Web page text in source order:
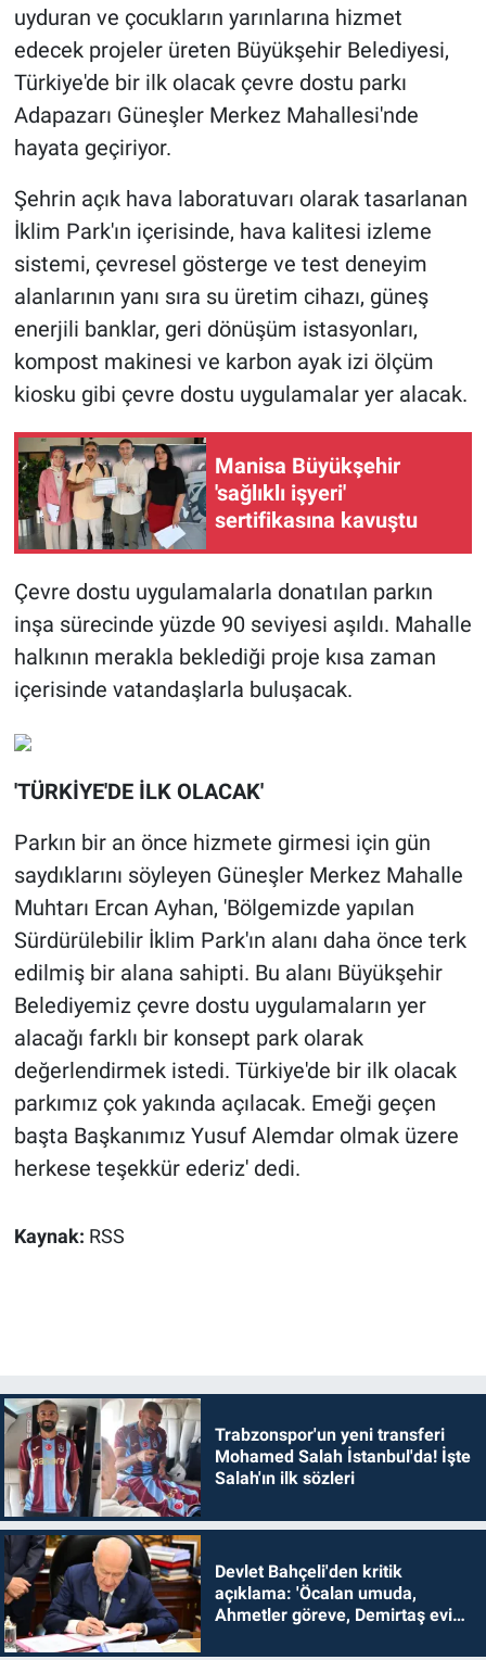
uyduran ve çocukların yarınlarına hizmet
edecek projeler üreten Büyükşehir Belediyesi,
Türkiye'de bir ilk olacak çevre dostu parkı
Adapazarı Güneşler Merkez Mahallesi'nde
hayata geçiriyor.
Şehrin açık hava laboratuvarı olarak tasarlanan
İklim Park'ın içerisinde, hava kalitesi izleme
sistemi, çevresel gösterge ve test deneyim
alanlarının yanı sıra su üretim cihazı, güneş
enerjili banklar, geri dönüşüm istasyonları,
kompost makinesi ve karbon ayak izi ölçüm
kiosku gibi çevre dostu uygulamalar yer alacak.
Manisa Büyükşehir
'sağlıklı işyeri'
sertifikasına kavuştu
Çevre dostu uygulamalarla donatılan parkın
inşa sürecinde yüzde 90 seviyesi aşıldı. Mahalle
halkının merakla beklediği proje kısa zaman
içerisinde vatandaşlarla buluşacak.
'TÜRKİYE'DE İLK OLACAK'
Parkın bir an önce hizmete girmesi için gün
saydıklarını söyleyen Güneşler Merkez Mahalle
Muhtarı Ercan Ayhan, 'Bölgemizde yapılan
Sürdürülebilir İklim Park'ın alanı daha önce terk
edilmiş bir alana sahipti. Bu alanı Büyükşehir
Belediyemiz çevre dostu uygulamaların yer
alacağı farklı bir konsept park olarak
değerlendirmek istedi. Türkiye'de bir ilk olacak
parkımız çok yakında açılacak. Emeği geçen
başta Başkanımız Yusuf Alemdar olmak üzere
herkese teşekkür ederiz' dedi.
Kaynak: RSS
Trabzonspor'un yeni transferi
Mohamed Salah İstanbul'da! İşte
Salah'ın ilk sözleri
Devlet Bahçeli'den kritik
açıklama: 'Öcalan umuda,
Ahmetler göreve, Demirtaş evine